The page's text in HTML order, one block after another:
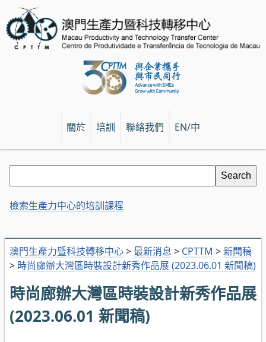
關於 培訓 聯絡我們 EN/中
澳門生產力暨科技轉移中心> 最新消息 > CPTTM >新聞稿
> 時尚廊辦大灣區時裝設計新秀作品展 (2023.06.01 新聞稿)
時尚廊辦大灣區時裝設計新秀作品展
(2023.06.01 新聞稿)
檢索生產力中心的培訓課程